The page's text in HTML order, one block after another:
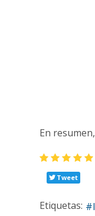
En
Tweet
Etiquetas: